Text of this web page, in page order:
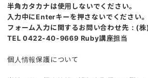
半角カタカナは使用しないでください。
入力中にEnterキーを押さないでください。
フォーム入力に関するお問い合わせ先：(
TEL 0422-40-9669 Ruby講座担当
個人情報保護について